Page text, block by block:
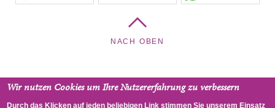
Wir nutzen Cookies um Ihre Nutzererfahrung zu verbessern
Durch das Klicken auf jeden beliebigen Link stimmen Sie unserem Einsatz
NACH OBEN
Pauluskirche - Pfarrgemeinde Landstraße, Sebastianplatz 4,